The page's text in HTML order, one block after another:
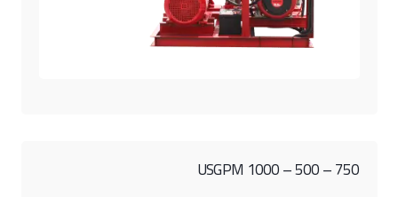
750 – 500 – 1000 USGPM